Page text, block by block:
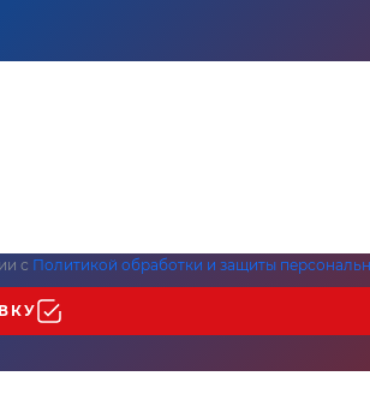
с Политикой обработки и защиты